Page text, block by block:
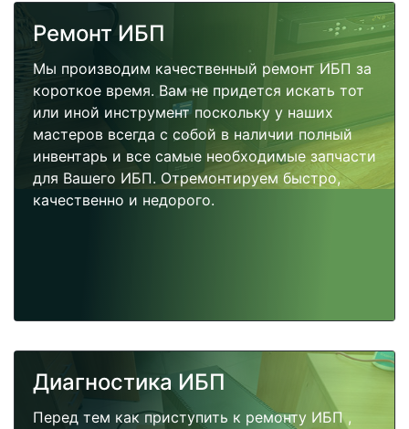
Ремонт ИБП
Мы производим качественный ремонт ИБП за
короткое время. Вам не придется искать тот
или иной инструмент поскольку у наших
мастеров всегда с собой в наличии полный
инвентарь и все самые необходимые запчасти
для Вашего ИБП. Отремонтируем быстро,
качественно и недорого.
Диагностика ИБП
Перед тем как приступить к ремонту ИБП ,